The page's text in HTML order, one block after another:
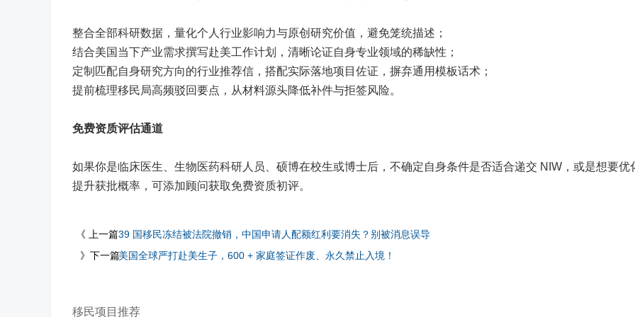
整合全部科研数据，量化个人行业影响力与原创研究价值，避免笼统描述；
结合美国当下产业需求撰写赴美工作计划，清晰论证自身专业领域的稀缺性；
定制匹配自身研究方向的行业推荐信，搭配实际落地项目佐证，摒弃通用模板话术；
提前梳理移民局高频驳回要点，从材料源头降低补件与拒签风险。
免费资质评估通道
如果你是临床医生、生物医药科研人员、硕博在校生或博士后，不确定自身条件是否适合递交 NIW，或是想要优
提升获批概率，可添加顾问获取免费资质初评。
《 上一篇39 国移民冻结被法院撤销，中国申请人配额红利要消失？别被消息误导
》下一篇美国全球严打赴美生子，600 + 家庭签证作废、永久禁止入境！
移民项目推荐